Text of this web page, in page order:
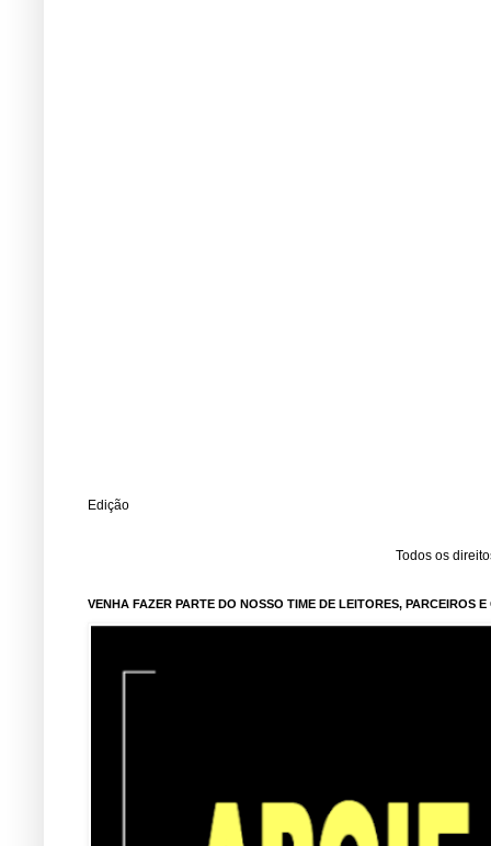
Edição
Todos os
VENHA FAZER PARTE DO NOSSO TIME DE LEITORES, PARCEIROS